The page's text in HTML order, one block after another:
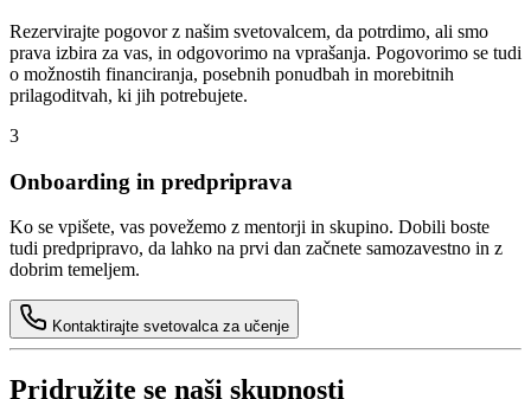
Rezervirajte pogovor z našim svetovalcem, da potrdimo, ali smo
prava izbira za vas, in odgovorimo na vprašanja. Pogovorimo se tudi
o možnostih financiranja, posebnih ponudbah in morebitnih
prilagoditvah, ki jih potrebujete.
3
Onboarding in predpriprava
Ko se vpišete, vas povežemo z mentorji in skupino. Dobili boste
tudi predpripravo, da lahko na prvi dan začnete samozavestno in z
dobrim temeljem.
Kontaktirajte svetovalca za učenje
Pridružite se naši skupnosti